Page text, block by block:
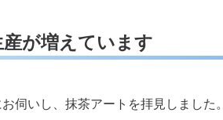
が増えています
伺いし、抹茶アートを拝見しました。